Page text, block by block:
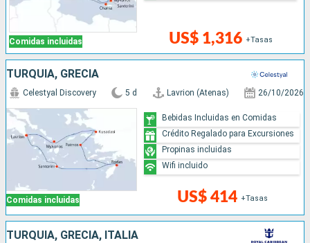
Comidas incluidas US$ 1,316 +Tasas
TURQUÍA, GRECIA
Comidas incluidas
Celestyal Discovery 5 d Lavrion (Atenas) 26/10/2026
US$ 414 +Tasas
Bebidas Incluidas en Comidas
Crédito Regalado para Excursiones
Propinas incluidas
Wifi incluido
TURQUÍA, GRECIA, ITALIA